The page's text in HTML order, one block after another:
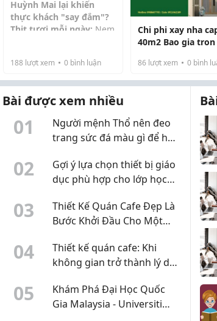
Huỳnh Mai lại khiến
thực khách "say đắm"?
Thịt tươi mỗi ngày: Nem
lưỡng, xay nhuyễn và
tẩm ướp gia vị đậm đà.
thanh n...
188 lượt xem 0 bình luận
Chi phi xay nha
40m2 Bao gia
86 lượt xem 0 bình
Bài được xem nhiều
01
Người mệnh Thổ nên đeo
trang sức đá màu gì để hợp
02
Gợi ý lựa chọn thiết bị giáo
dục phù hợp cho lớp học
03
Thiết Kế Quán Cafe Đẹp Là
Bước Khởi Đầu Cho Một
Công
04
Thiết kế quán cafe: Khi
không gian trở thành lý do
05
Khám Phá Đại Học Quốc
Gia Malaysia - Universiti